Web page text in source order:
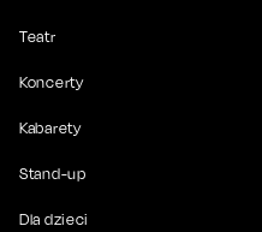
Teatr
Koncerty
Kabarety
Stand-up
Dla dzieci